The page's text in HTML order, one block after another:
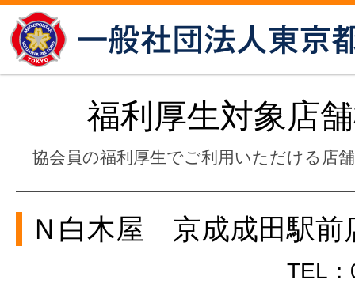
福利厚生対象店
協会員の福利厚生でご利用いただける店
Ｎ白木屋 京成成田駅前
TEL